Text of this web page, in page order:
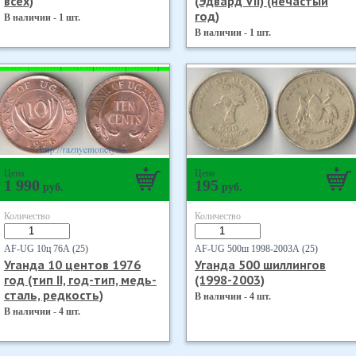
В наличии - 1 шт.
год)
В наличии - 1 шт.
Цена
1 990 руб.
Количество
AF-UG 10ц 76А (25)
Уганда 10 центов 1976
год (тип II, год-тип, медь-
сталь, редкость)
В наличии - 4 шт.
Цена
195 руб.
Количество
AF-UG 500ш 1998-2003А (25)
Уганда 500 шиллингов
(1998-2003)
В наличии - 4 шт.